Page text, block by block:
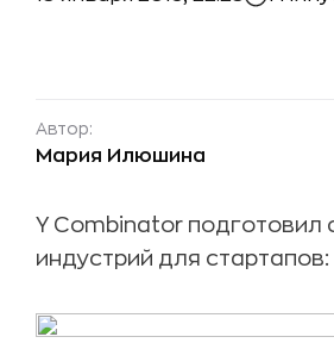
Автор:
Мария Илюшина
Y Combinator подготовил
индустрий для стартапов: